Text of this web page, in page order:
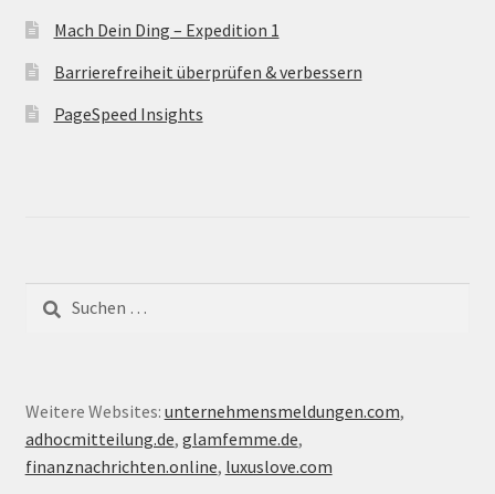
Mach Dein Ding – Expedition 1
Barrierefreiheit überprüfen & verbessern
PageSpeed Insights
Suche
nach:
Weitere Websites: unternehmensmeldungen.com,
adhocmitteilung.de, glamfemme.de,
finanznachrichten.online, luxuslove.com